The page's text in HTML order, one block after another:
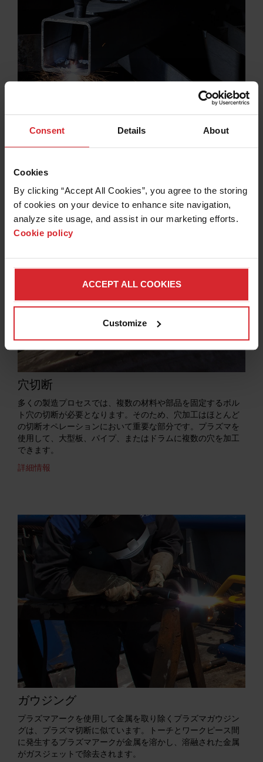
Consent Details About
Cookies
By clicking “Accept All Cookies”, you agree to the storing
of cookies on your device to enhance site navigation,
analyze site usage, and assist in our marketing efforts.
Cookie policy
ACCEPT ALL COOKIES
Customize
Hypertherm の HyAccess®は、リーチを延長する消耗部品で
あり、届きにくい場所や狭い場所でのプラズマ切断やガウジ
詳細情報
穴切断
多くの製造プロセスでは、複数の材料や部品を固定するボル
ト穴の切断が必要となります。そのため、穴加工はほとんど
の切断オペレーションにおいて重要な部分です。プラズマを
使用して、大型板、パイプ、またはドラムに複数の穴を加工
できます。
詳細情報
ガウジング
プラズマアークを使用して金属を取り除くプラズマガウジン
グは、プラズマ切断に似ています。トーチとワークピース間
に発生するプラズマアークが金属を溶かし、溶融された金属
がガスジェットで除去されます。